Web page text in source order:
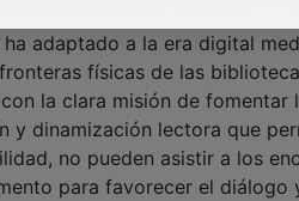
adaptado a la era digital
físicas de las
la clara misión de fomentar
y dinamización lectora que
no pueden asistir a los
para favorecer el